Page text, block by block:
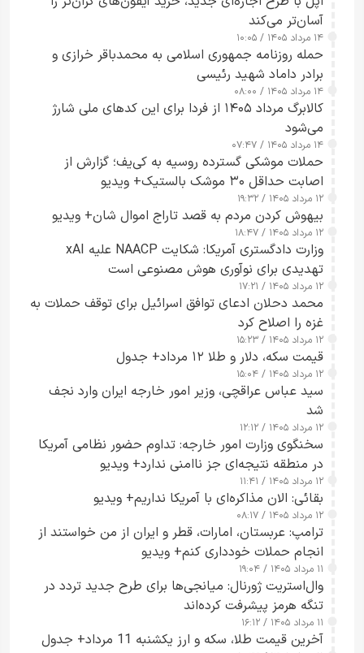
آسان‌تر می‌کند
۱۴ مرداد ۱۴۰۵ / ۱۰:۰۵
حمله روزنامه جمهوری اسلامی به محمدباقر خرازی و
برادر داماد شهید رئیسی
۱۴ مرداد ۱۴۰۵ / ۰۸:۰۰
کالابرگ مرداد ۱۴۰۵ از فردا برای این کدهای ملی شارژ
می‌شود
۱۴ مرداد ۱۴۰۵ / ۰۷:۴۷
حملات موشکی گسترده روسیه به کی‌یف؛ گزارش از
اصابت حداقل ۳۰ موشک بالستیک+ ویدیو
۱۲ مرداد ۱۴۰۵ / ۱۹:۳۲
بیهوش کردن مردم به قصد تاراج اموال شان+ ویدیو
۱۲ مرداد ۱۴۰۵ / ۱۸:۴۷
وزارت دادگستری آمریکا: شکایت NAACP علیه xAI
تهدیدی برای نوآوری هوش مصنوعی است
۱۲ مرداد ۱۴۰۵ / ۱۷:۲۱
محمد دحلان ادعای توافق اسرائیل برای توقف حملات به
غزه را اصلاح کرد
۱۲ مرداد ۱۴۰۵ / ۱۵:۲۳
قیمت سکه، دلار و طلا ۱۲ مرداد+ جدول
۱۲ مرداد ۱۴۰۵ / ۱۵:۰۴
سید عباس عراقچی، وزیر امور خارجه ایران وارد نجف
شد
۱۲ مرداد ۱۴۰۵ / ۱۲:۱۲
سخنگوی وزارت امور خارجه: تداوم حضور نظامی آمریکا
در منطقه نتیجه‌ای جز ناامنی ندارد+ ویدیو
۱۲ مرداد ۱۴۰۵ / ۱۱:۴۱
بقائی: الان مذاکره‌ای با آمریکا نداریم+ ویدیو
۱۲ مرداد ۱۴۰۵ / ۰۸:۱۷
ترامپ: عربستان، امارات، قطر و ایران از من خواستند از
انجام حملات خودداری کنم+ ویدیو
۱۱ مرداد ۱۴۰۵ / ۱۹:۰۴
وال‌استریت ژورنال: میانجی‌ها برای طرح جدید تردد در
تنگه هرمز پیشرفت کرده‌اند
۱۱ مرداد ۱۴۰۵ / ۱۶:۱۲
آخرین قیمت طلا، سکه و ارز یکشنبه 11 مرداد+ جدول